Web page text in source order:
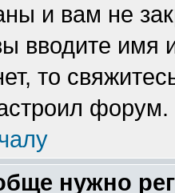
и вам не
вводите
то
форум.
нужно